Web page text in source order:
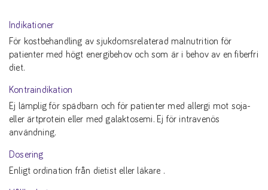
Indikationer
För kostbehandling av sjukdomsrelaterad malnutrition för
patienter med högt energibehov och som är i behov av en fiberfri
diet.
Kontraindikation
Ej lämplig för spädbarn och för patienter med allergi mot soja-
eller ärtprotein eller med galaktosemi. Ej för intravenös
användning.
Dosering
Enligt ordination från dietist eller läkare .